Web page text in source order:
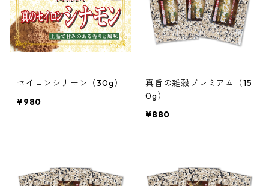
セイロンシナモン（30g）
¥980
真旨の雑穀プレミアム（15
0g）
¥880